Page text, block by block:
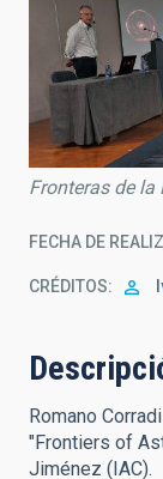
Fronteras de
FECHA DE
CRÉDITOS
Romano
"Frontiers of
Jiménez (IAC).